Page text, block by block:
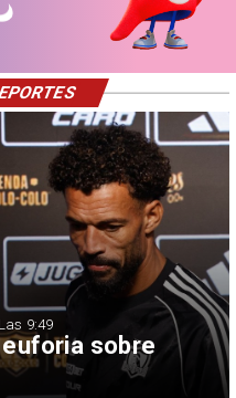
sobre
9:49